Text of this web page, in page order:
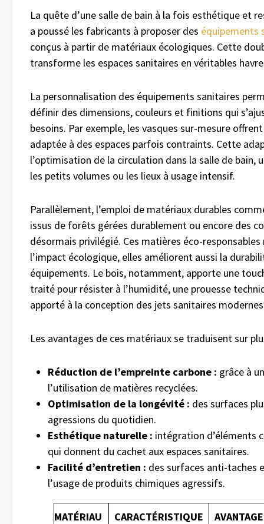
La quête d’une salle de bain à la fois esthétique et
a poussé les fabricants à proposer des équipements
conçus à partir de matériaux écologiques. Cette
transforme les espaces sanitaires en véritables
La personnalisation des équipements sanitaires
définir des dimensions, couleurs et finitions qui
besoins. Par exemple, les vasques sur-mesure
adaptée à des espaces parfois contraints. Cette
l’optimisation de la circulation dans la salle de bain,
les petits volumes ou les lieux à usage intensif.
Parallèlement, l’emploi de matériaux durables
issus de forêts gérées durablement ou encore des
désormais privilégié. Ces matières éco-
l’impact écologique, elles améliorent aussi la
équipements. Le bois, notamment, apporte une
traité pour résister à l’humidité, une prouesse
apporté à la conception des jets sanitaires
Les avantages de ces matériaux se traduisent sur
Réduction de l’empreinte carbone : grâce à
l’utilisation de matières recyclées.
Optimisation de la longévité : des surfaces
agressions du quotidien.
Esthétique naturelle : intégration d’éléments
qui donnent du cachet aux espaces sanitaires.
Facilité d’entretien : des surfaces anti-taches
l’usage de produits chimiques agressifs.
MATÉRIAU
CARACTÉRISTIQUE
AVANTAGE